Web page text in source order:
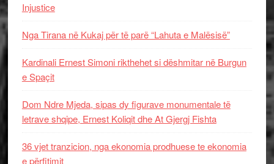
Injustice
Nga Tirana në Kukaj për të parë “Lahuta e Malësisë”
Kardinali Ernest Simoni rikthehet si dëshmitar në Burgun
e Spaçit
Dom Ndre Mjeda, sipas dy figurave monumentale të
letrave shqipe, Ernest Koliqit dhe At Gjergj Fishta
36 vjet tranzicion, nga ekonomia prodhuese te ekonomia
e përfitimit